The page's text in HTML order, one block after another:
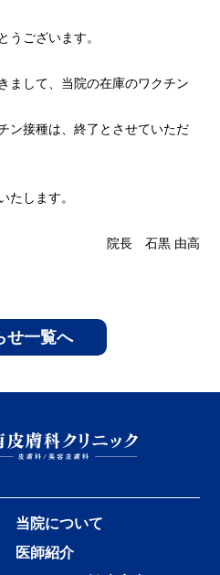
うございます。
まして、当院の在庫のワクチン
ン接種は、終了とさせていただ
たします。
院長 石黒 由高
せ一覧へ
当院について
医師紹介